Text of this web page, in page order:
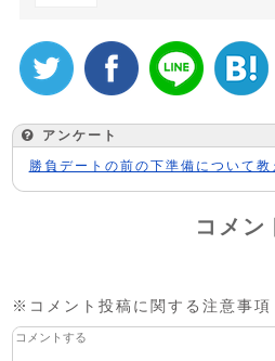
アンケート
勝負デートの前の下準備について教
コメン
※コメント投稿に関する注意事項